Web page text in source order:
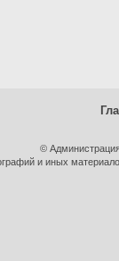
©
и иных